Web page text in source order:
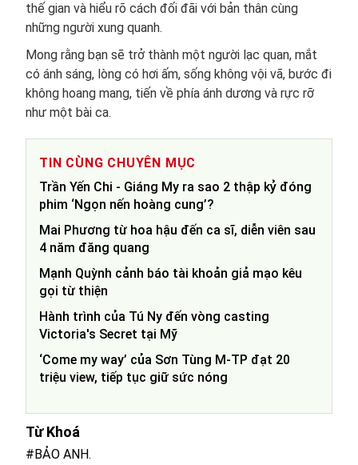
thế gian và hiểu rõ cách đối đãi với bản thân cùng
những người xung quanh.
Mong rằng bạn sẽ trở thành một người lạc quan, mắt
có ánh sáng, lòng có hơi ấm, sống không vội vã, bước đi
không hoang mang, tiến về phía ánh dương và rực rỡ
như một bài ca.
TIN CÙNG CHUYÊN MỤC
Trần Yến Chi - Giáng My ra sao 2 thập kỷ đóng
phim ‘Ngọn nến hoàng cung’?
Mai Phương từ hoa hậu đến ca sĩ, diễn viên sau
4 năm đăng quang
Mạnh Quỳnh cảnh báo tài khoản giả mạo kêu
gọi từ thiện
Hành trình của Tú Ny đến vòng casting
Victoria's Secret tại Mỹ
‘Come my way’ của Sơn Tùng M-TP đạt 20
triệu view, tiếp tục giữ sức nóng
Từ Khoá
#BẢO ANH.